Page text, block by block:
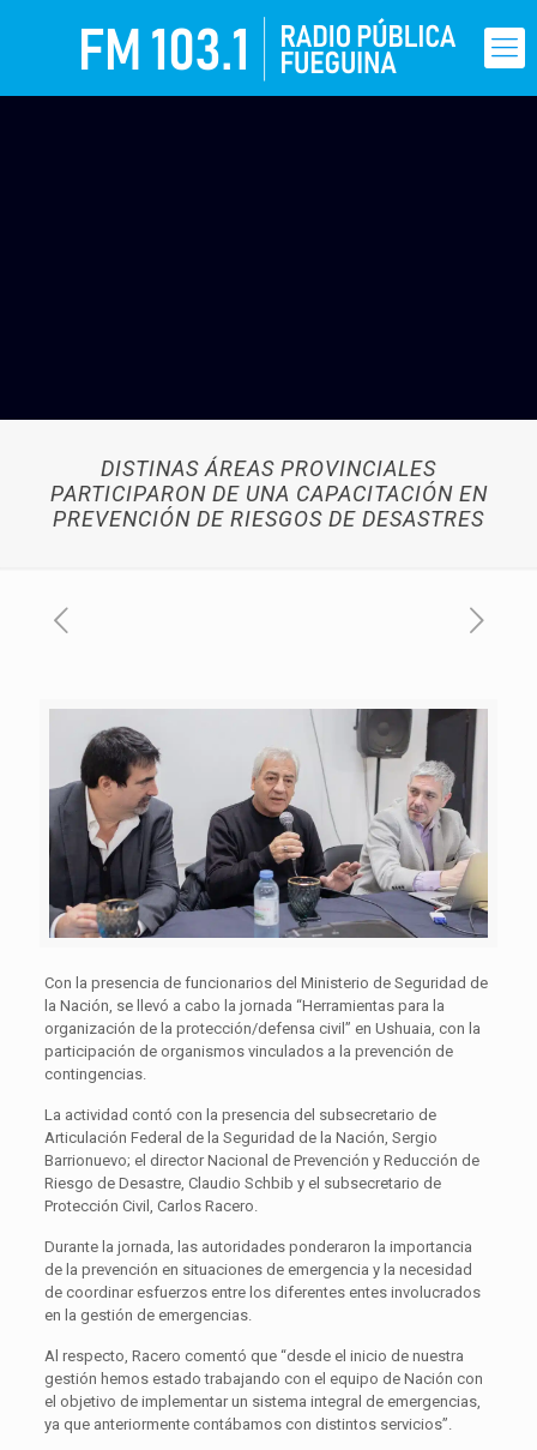
DISTINAS ÁREAS PROVINCIALES
PARTICIPARON DE UNA CAPACITACIÓN EN
PREVENCIÓN DE RIESGOS DE DESASTRES
Con la presencia de funcionarios del Ministerio de Seguridad de
la Nación, se llevó a cabo la jornada “Herramientas para la
organización de la protección/defensa civil” en Ushuaia, con la
participación de organismos vinculados a la prevención de
contingencias.
La actividad contó con la presencia del subsecretario de
Articulación Federal de la Seguridad de la Nación, Sergio
Barrionuevo; el director Nacional de Prevención y Reducción de
Riesgo de Desastre, Claudio Schbib y el subsecretario de
Protección Civil, Carlos Racero.
Durante la jornada, las autoridades ponderaron la importancia
de la prevención en situaciones de emergencia y la necesidad
de coordinar esfuerzos entre los diferentes entes involucrados
en la gestión de emergencias.
Al respecto, Racero comentó que “desde el inicio de nuestra
gestión hemos estado trabajando con el equipo de Nación con
el objetivo de implementar un sistema integral de emergencias,
ya que anteriormente contábamos con distintos servicios”.